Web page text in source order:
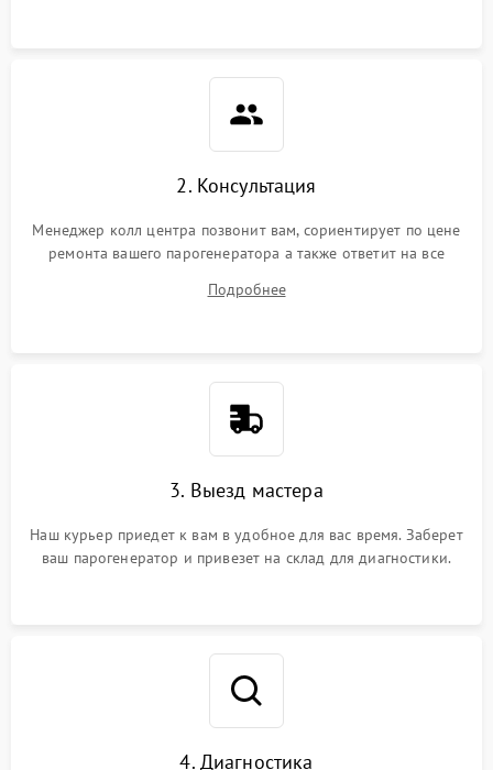
2. Консультация
Менеджер колл центра позвонит вам, сориентирует по цене
ремонта вашего парогенератора а также ответит на все
Подробнее
3. Выезд мастера
Наш курьер приедет к вам в удобное для вас время. Заберет
ваш парогенератор и привезет на склад для диагностики.
4. Диагностика